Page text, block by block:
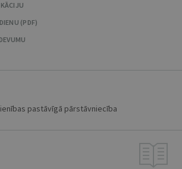
(PDF)
pastāvīgā pārstāvniecība